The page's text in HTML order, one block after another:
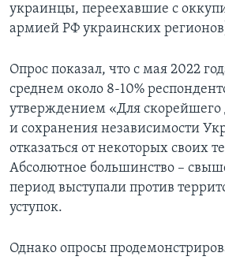
украинцы, переехавшие с
армией РФ украинских
Опрос показал, что с мая 2022
среднем около 8-10%
утверждением «Для
и сохранения независимости
отказаться от некоторых своих
Абсолютное большинство –
период выступали против
уступок.
Однако опросы